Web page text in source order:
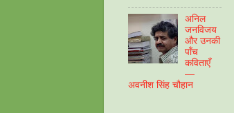
अनिल
जनविजय
और उनकी
पाँच
कविताएँ
—
अवनीश सिंह चौहान